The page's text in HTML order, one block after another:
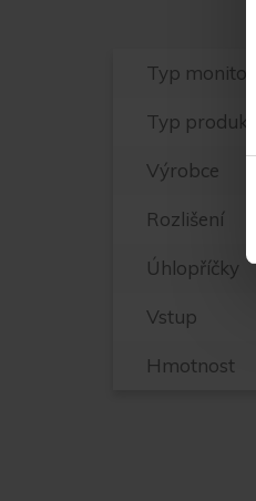
Typ monitoru
Typ produktu
Výrobce
Rozlišení
Úhlopříčky
Vstup
Hmotnost